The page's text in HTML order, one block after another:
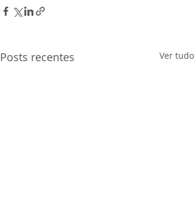
Posts recentes Ver tudo